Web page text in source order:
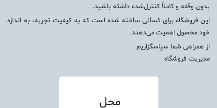
بدون وقفه و کاملاً کنترل‌شده داشته باشید.
این فروشگاه برای کسانی ساخته شده است که به کیفیت تجربه، به اندازه
خود محصول اهمیت می‌دهند.
از همراهی شما سپاسگزاریم
مدیریت فروشگاه